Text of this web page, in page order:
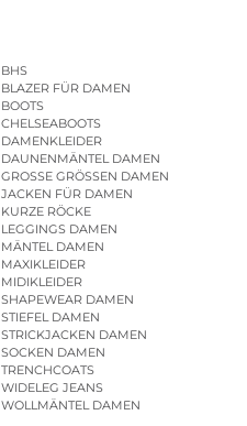
BHS
BLAZER FÜR DAMEN
BOOTS
CHELSEABOOTS
DAMENKLEIDER
DAUNENMÄNTEL DAMEN
GROSSE GRÖSSEN DAMEN
JACKEN FÜR DAMEN
KURZE RÖCKE
LEGGINGS DAMEN
MÄNTEL DAMEN
MAXIKLEIDER
MIDIKLEIDER
SHAPEWEAR DAMEN
STIEFEL DAMEN
STRICKJACKEN DAMEN
SOCKEN DAMEN
TRENCHCOATS
WIDELEG JEANS
WOLLMÄNTEL DAMEN